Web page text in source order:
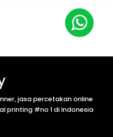
jasa percetakan online
printing #no 1 di Indonesia